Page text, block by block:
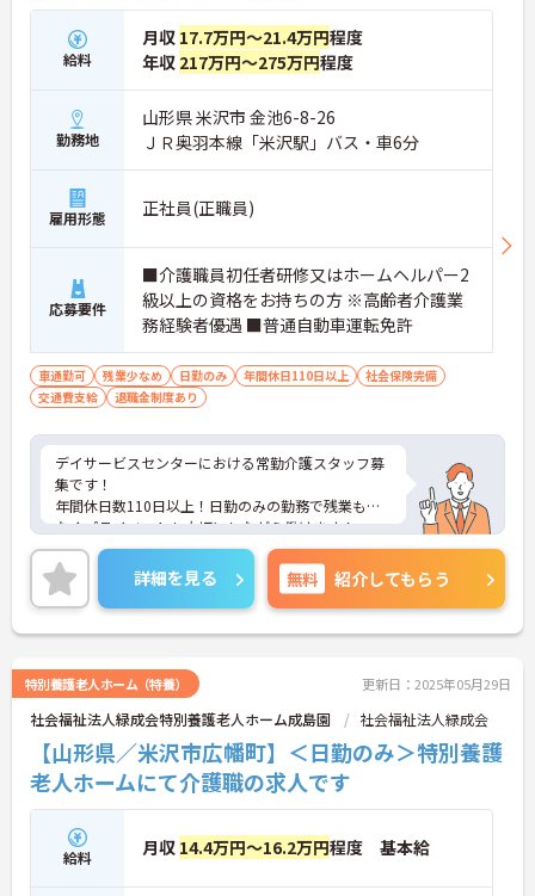
給料
月収 17.7万円～21.4万円程度
年収 217万円～275万円程度
勤務地
山形県 米沢市 金池6-8-26
ＪＲ奥羽本線「米沢駅」バス・車6分
雇用形態 正社員(正職員)
応募要件
■介護職員初任者研修又はホームヘルパー2
級以上の資格をお持ちの方 ※高齢者介護業
務経験者優遇 ■普通自動車運転免許
車通勤可 残業少なめ 日勤のみ 年間休日110日以上
社会保険完備
交通費支給
退職金制度あり
デイサービスセンターにおける常勤介護スタッフ募
集です！
年間休日数110日以上！日勤のみの勤務で残業も少
なくプライベートも大切にしながら働けます！
ご興味ある方には、面接のポイントなど、さらに詳
細をお話致しますのでお気軽にご相談ください。
詳細を見る 無料 紹介してもらう
特別養護老人ホーム（特養） 更新日：2025年05月29日
社会福祉法人緑成会特別養護老人ホーム成島園 社会福祉法人緑成会
【山形県／米沢市広幡町】＜日勤のみ＞特別養護
老人ホームにて介護職の求人です
給料 月収 14.4万円～16.2万円程度 基本給